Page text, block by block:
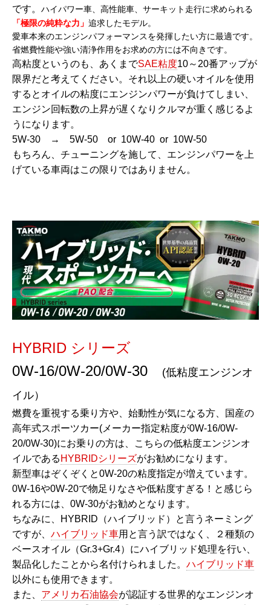
です。 ハイパワー車、高性能車、サーキット走行に求められる
「極限の純粋な力」 追求したモデル。
愛車本来のエンジンパフォーマンスを発揮したい方に最適です。
省燃費性能や強い清浄作用をお求めの方には不向きです。
高粘度というのも、あくまでSAE粘度10～20番アップが
限界だと考えてください。 それ以上の硬いオイルを使用
するとオイルの粘度にエンジンパワーが負けてしまい、
エンジン回転数の上昇が遅くなりクルマが重く感じるよ
うになります。
5W-30 → 5W-50 or 10W-40 or 10W-50
もちろん、チューニングを施して、エンジンパワーを上
げている車両はこの限りではありません。
HYBRID シリーズ
0W-16/0W-20/0W-30
(低粘度エンジンオ
イル）
燃費を重視する乗り方や、始動性が気になる方、国産の
高年式スポーツカー(メーカー指定粘度が0W-16/0W-
20/0W-30)にお乗りの方は、こちらの低粘度エンジンオ
イルである HYBRIDシリーズがお勧めになります。
新型車はぞくぞくと0W-20の粘度指定が増えています。
0W-16や0W-20で物足りなさや低粘度すぎる！と感じら
れる方には、0W-30がお勧めとなります。
ちなみに、HYBRID（ハイブリッド）と言うネーミング
ですが、 ハイブリッド車用と言う訳ではなく、２種類の
ベースオイル（Gr.3+Gr.4）にハイブリッド処理を行い、
製品化したことから名付けられました。 ハイブリッド車
以外にも使用できます。
また、 アメリカ石油協会が認証する世界的なエンジンオ